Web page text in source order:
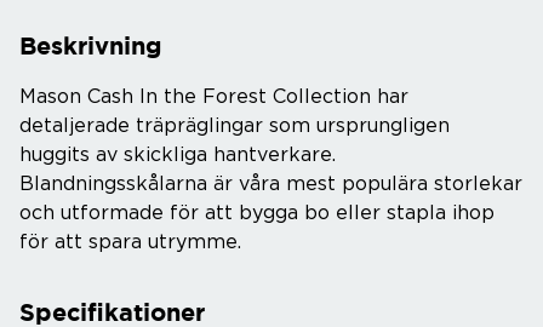
Beskrivning
Mason Cash In the Forest Collection har
detaljerade träpräglingar som ursprungligen
huggits av skickliga hantverkare.
Blandningsskålarna är våra mest populära storlekar
och utformade för att bygga bo eller stapla ihop
för att spara utrymme.
Specifikationer